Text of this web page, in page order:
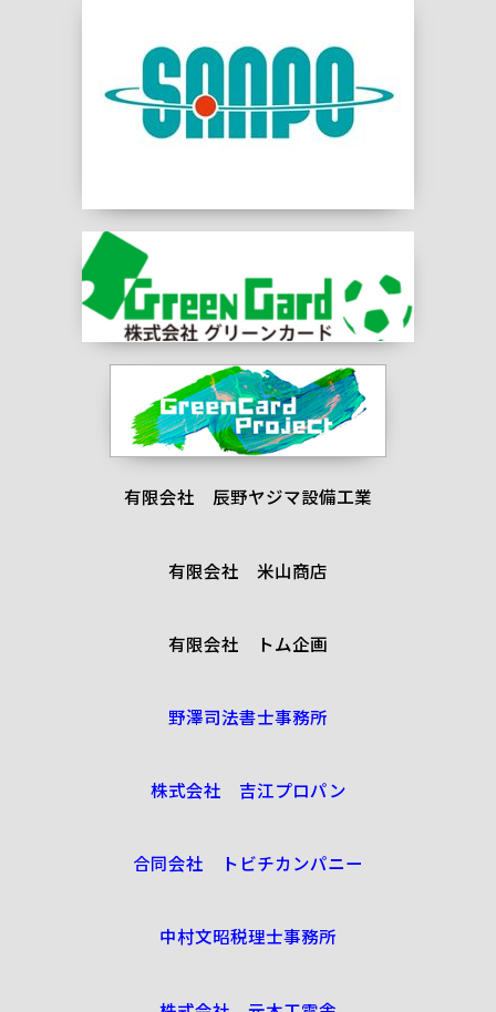
有限会社 辰野ヤジマ設備工業
有限会社 米山商店
有限会社 トム企画
野澤司法書士事務所
株式会社 吉江プロパン
合同会社 トビチカンパニー
中村文昭税理士事務所